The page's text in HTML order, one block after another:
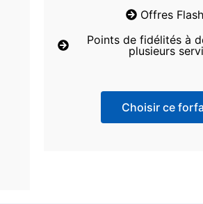
Offres
Points de fidélités à
plusieurs
Choisir ce